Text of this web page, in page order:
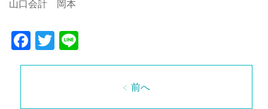
山口会計 岡本
Facebook
Twitter
< 前へ